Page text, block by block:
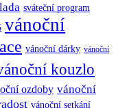
sváteční program
vánoční
vánoční dárky vánoční
kouzlo
ozdoby vánoční
vánoční setkání